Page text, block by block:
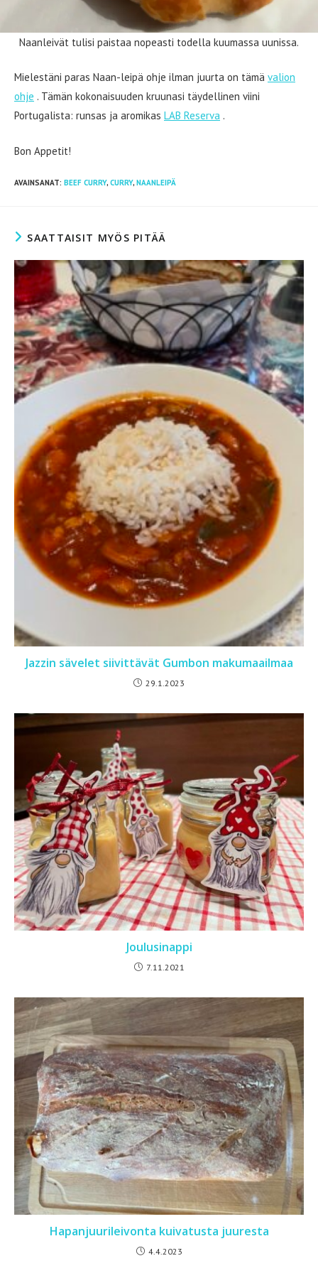
Naanleivät tulisi paistaa nopeasti todella kuumassa uunissa.
Mielestäni paras Naan-leipä ohje ilman juurta on tämä valion
ohje . Tämän kokonaisuuden kruunasi täydellinen viini
Portugalista: runsas ja aromikas LAB Reserva .
Bon Appetit!
AVAINSANAT: BEEF CURRY, CURRY, NAANLEIPÄ
SAATTAISIT MYÖS PITÄÄ
Jazzin sävelet siivittävät Gumbon makumaailmaa
29.1.2023
Joulusinappi
7.11.2021
Hapanjuurileivonta kuivatusta juuresta
4.4.2023